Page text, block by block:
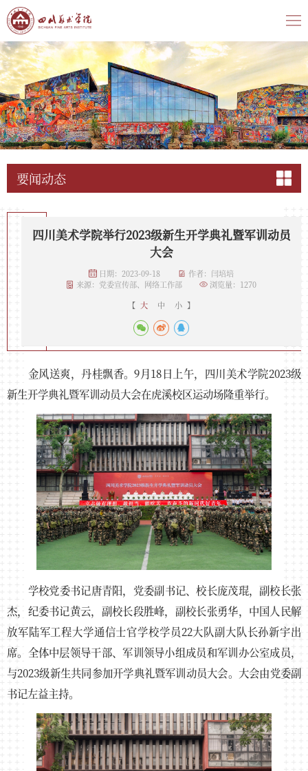
要闻动态
四川美术学院举行2023级新生开学典礼暨军训动员
大会
日期：2023-09-18
作者：闫培培
来源：党委宣传部、网络工作部
浏览量： 1270
【 大 中 小 】
金风送爽，丹桂飘香。9月18日上午，四川美术学院2023级
新生开学典礼暨军训动员大会在虎溪校区运动场隆重举行。
学校党委书记唐青阳，党委副书记、校长庞茂琨，副校长张
杰，纪委书记黄云，副校长段胜峰，副校长张勇华，中国人民解
放军陆军工程大学通信士官学校学员22大队副大队长孙新宇出
席。全体中层领导干部、军训领导小组成员和军训办公室成员，
与2023级新生共同参加开学典礼暨军训动员大会。大会由党委副
书记左益主持。